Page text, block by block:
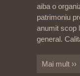
aiba o
patrimoniu
anumit scop
general.
Mai mult ››